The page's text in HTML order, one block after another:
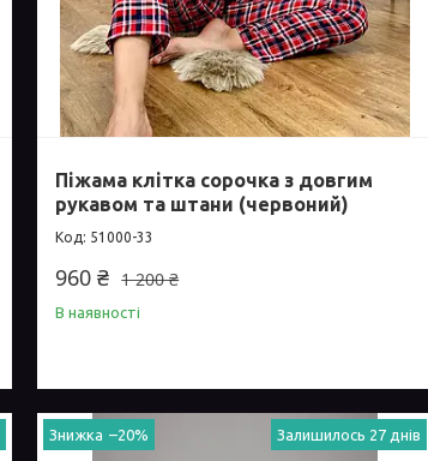
Піжама клітка сорочка з довгим
рукавом та штани (червоний)
51000-33
1 200 ₴
960 ₴
В наявності
–20% Залишилось 27 днів